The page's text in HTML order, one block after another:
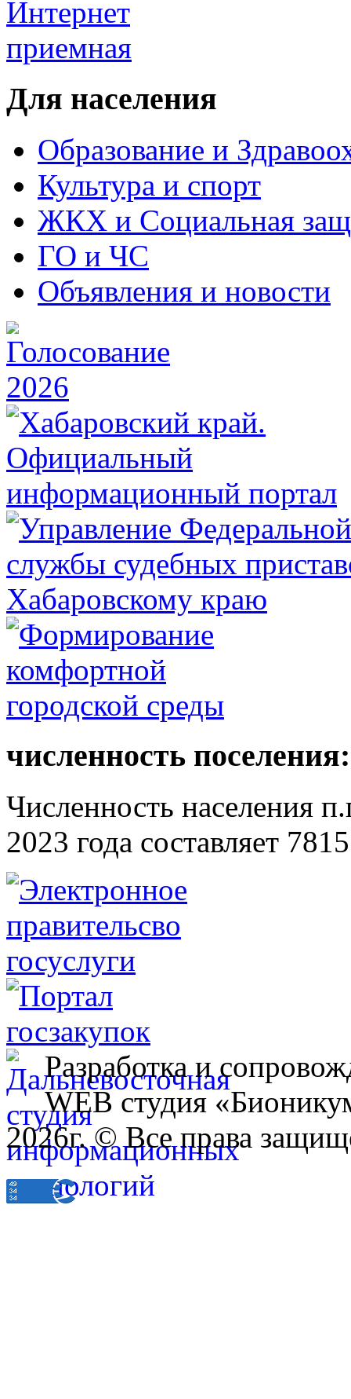
Для населения
Образование и
Культура и спорт
ЖКХ и Социальная
ГО и ЧС
Объявления и новости
численность поселения:
Численность населения
2023 года составляет
Разработка и
WEB студия
2026г. © Все права